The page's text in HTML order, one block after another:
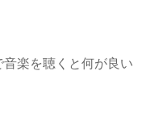
楽を聴くと何が良い